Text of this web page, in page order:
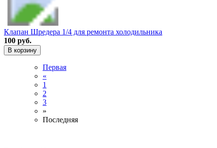
Клапан Шредера 1/4 для ремонта холодильника
100 руб.
В корзину
Первая
«
1
2
3
»
Последняя